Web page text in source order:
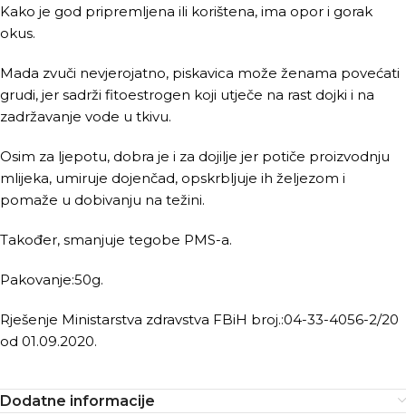
Kako je god pripremljena ili korištena, ima opor i gorak
okus.
Mada zvuči nevjerojatno, piskavica može ženama povećati
grudi, jer sadrži fitoestrogen koji utječe na rast dojki i na
zadržavanje vode u tkivu.
Osim za ljepotu, dobra je i za dojilje jer potiče proizvodnju
mlijeka, umiruje dojenčad, opskrbljuje ih željezom i
pomaže u dobivanju na težini.
Također, smanjuje tegobe PMS-a.
Pakovanje:50g.
Rješenje Ministarstva zdravstva FBiH broj.:04-33-4056-2/20
od 01.09.2020.
Dodatne informacije